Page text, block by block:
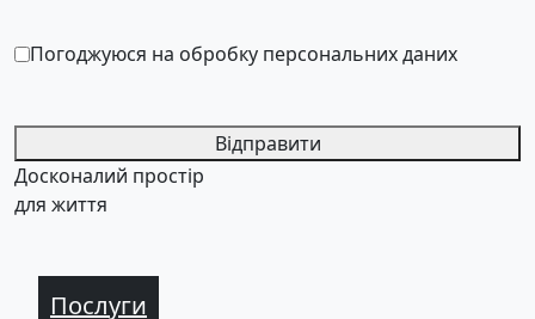
Погоджуюся на обробку персональних даних
Відправити
Досконалий простір
для життя
Послуги